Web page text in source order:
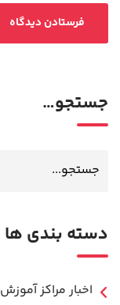
جستجو…
دسته بندی ها
اخبار مراکز آموزش